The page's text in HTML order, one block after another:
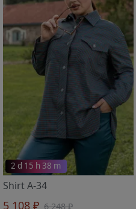
2 d 15 h 38 m
Shirt A-34
5 108 ₽ 6 248 ₽